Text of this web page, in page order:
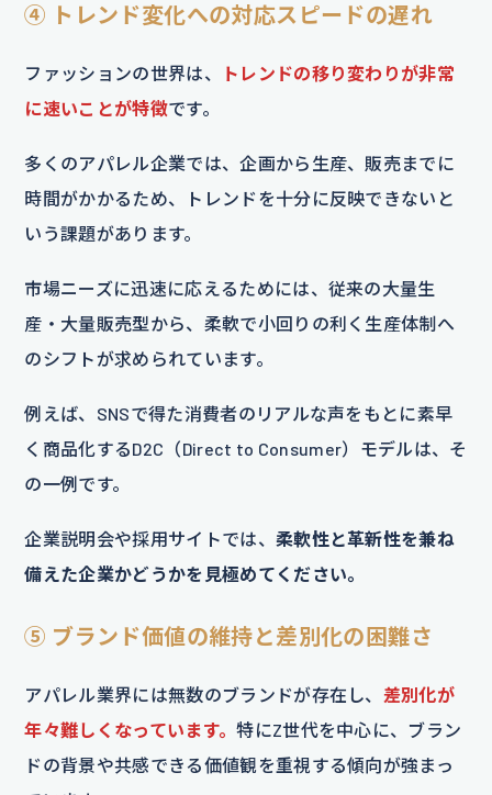
④ トレンド変化への対応スピードの遅れ
ファッションの世界は、
トレンドの移り変わりが非常
に速いことが特徴です。
多くのアパレル企業では、企画から生産、販売までに
時間がかかるため、トレンドを十分に反映できないと
いう課題があります。
市場ニーズに迅速に応えるためには、従来の大量生
産・大量販売型から、柔軟で小回りの利く生産体制へ
のシフトが求められています。
例えば、SNSで得た消費者のリアルな声をもとに素早
く商品化するD2C（Direct to Consumer）モデルは、そ
の一例です。
企業説明会や採用サイトでは、 柔軟性と革新性を兼ね
備えた企業かどうかを見極めてください。
⑤ ブランド価値の維持と差別化の困難さ
アパレル業界には無数のブランドが存在し、 差別化が
年々難しくなっています。特にZ世代を中心に、ブラン
ドの背景や共感できる価値観を重視する傾向が強まっ